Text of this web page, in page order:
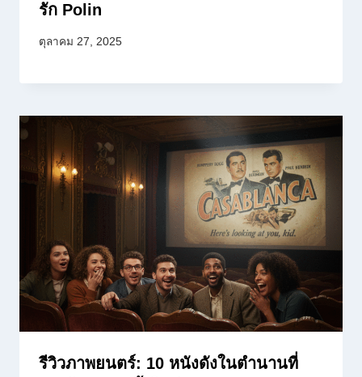
รัก Polin
ตุลาคม 27, 2025
รีวิวภาพยนตร์: 10 หนังดังในตำนานที่